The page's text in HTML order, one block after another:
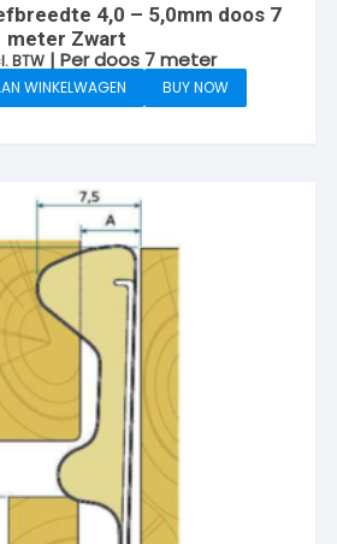
4,0 – 5,0mm doos 7
meter Zwart
BTW | Per doos 7 meter
WINKELWAGEN BUY NOW